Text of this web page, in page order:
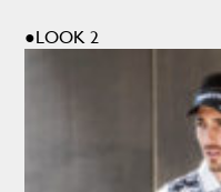
●LOOK 2